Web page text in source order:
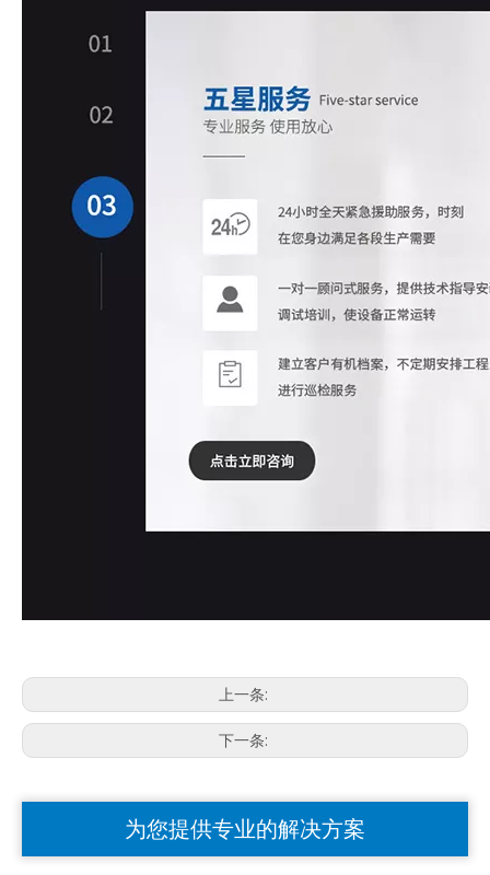
上一条:
下一条:
为您提供专业的解决方案